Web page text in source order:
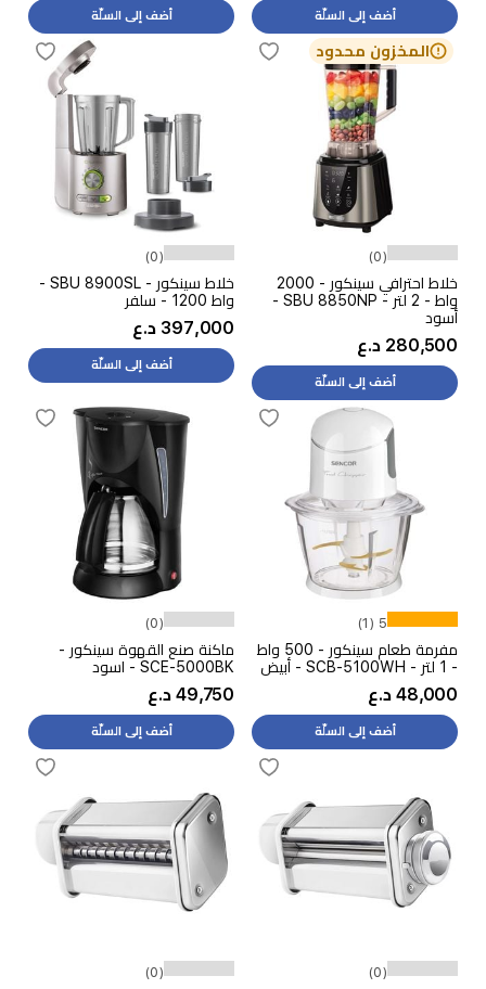
أضف إلى السلّة أضف إلى السلّة
المخزون محدود
(0)
خلاط احترافي سينكور - 2000
واط - 2 لتر - SBU 8850NP -
أسود
280,500 د.ع
أضف إلى السلّة
(0)
خلاط سينكور - SBU 8900SL -
واط 1200 - سلفر
397,000 د.ع
أضف إلى السلّة
5 (1)
مفرمة طعام سينكور - 500 واط
- 1 لتر - SCB-5100WH - أبيض
48,000 د.ع
أضف إلى السلّة
(0)
ماكنة صنع القهوة سينكور -
SCE-5000BK - اسود
49,750 د.ع
أضف إلى السلّة
(0)
(0)